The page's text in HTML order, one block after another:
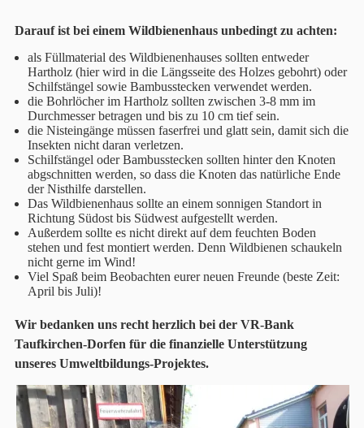
Darauf ist bei einem Wildbienenhaus unbedingt zu achten:
als Füllmaterial des Wildbienenhauses sollten entweder
Hartholz (hier wird in die Längsseite des Holzes gebohrt) oder
Schilfstängel sowie Bambusstecken verwendet werden.
die Bohrlöcher im Hartholz sollten zwischen 3-8 mm im
Durchmesser betragen und bis zu 10 cm tief sein.
die Nisteingänge müssen faserfrei und glatt sein, damit sich die
Insekten nicht daran verletzen.
Schilfstängel oder Bambusstecken sollten hinter den Knoten
abgschnitten werden, so dass die Knoten das natürliche Ende
der Nisthilfe darstellen.
Das Wildbienenhaus sollte an einem sonnigen Standort in
Richtung Südost bis Südwest aufgestellt werden.
Außerdem sollte es nicht direkt auf dem feuchten Boden
stehen und fest montiert werden. Denn Wildbienen schaukeln
nicht gerne im Wind!
Viel Spaß beim Beobachten eurer neuen Freunde (beste Zeit:
April bis Juli)!
Wir bedanken uns recht herzlich bei der VR-Bank
Taufkirchen-Dorfen für die finanzielle Unterstützung
unseres Umweltbildungs-Projektes.